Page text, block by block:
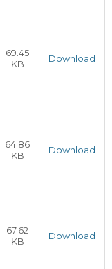
69.45
KB
Download
64.86
KB
Download
67.62
KB
Download